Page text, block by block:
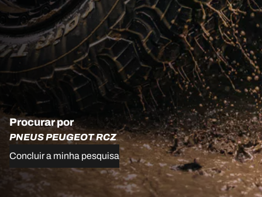
Procurar por
PNEUS PEUGEOT RCZ
Concluir a minha pesquisa